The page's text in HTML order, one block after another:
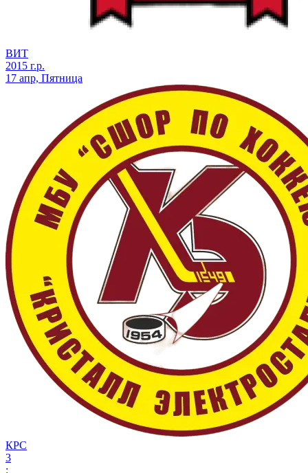
ВИТ
2015 г.р.
17 апр, Пятница
КРС
3
: